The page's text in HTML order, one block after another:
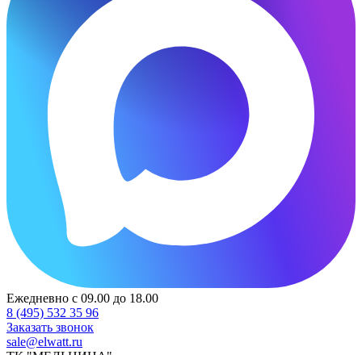
Ежедневно с 09.00 до 18.00
8 (495) 532 35 96
Заказать звонок
sale@elwatt.ru